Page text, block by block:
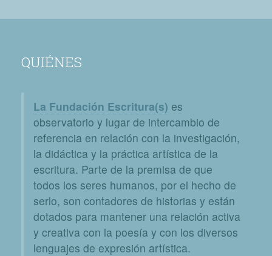
QUIÉNES
La Fundación Escritura(s) es
observatorio y lugar de intercambio de
referencia en relación con la investigación,
la didáctica y la práctica artística de la
escritura. Parte de la premisa de que
todos los seres humanos, por el hecho de
serlo, son contadores de historias y están
dotados para mantener una relación activa
y creativa con la poesía y con los diversos
lenguajes de expresión artística.